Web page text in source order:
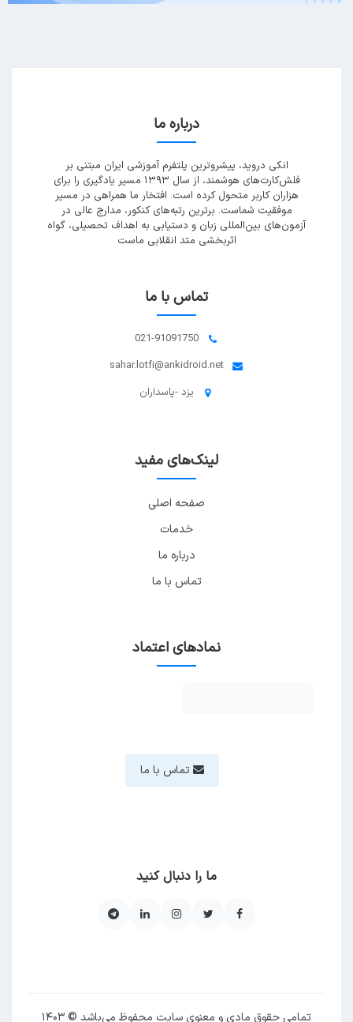
درباره ما
انکی دروید، پیشروترین پلتفرم آموزشی ایران مبتنی بر
فلش‌کارت‌های هوشمند، از سال ۱۳۹۳ مسیر یادگیری را برای
هزاران کاربر متحول کرده است. افتخار ما همراهی در مسیر
موفقیت شماست. برترین رتبه‌های کنکور، مدارج عالی در
آزمون‌های بین‌المللی زبان و دستیابی به اهداف تحصیلی، گواه
اثربخشی متد انقلابی ماست
تماس با ما
021-91091750
sahar.lotfi@ankidroid.net
یزد -پاسداران
لینک‌های مفید
صفحه اصلی
خدمات
درباره ما
تماس با ما
نمادهای اعتماد
تماس با ما
ما را دنبال کنید
تمامی حقوق مادی و معنوی سایت محفوظ می‌باشد © ۱۴۰۳